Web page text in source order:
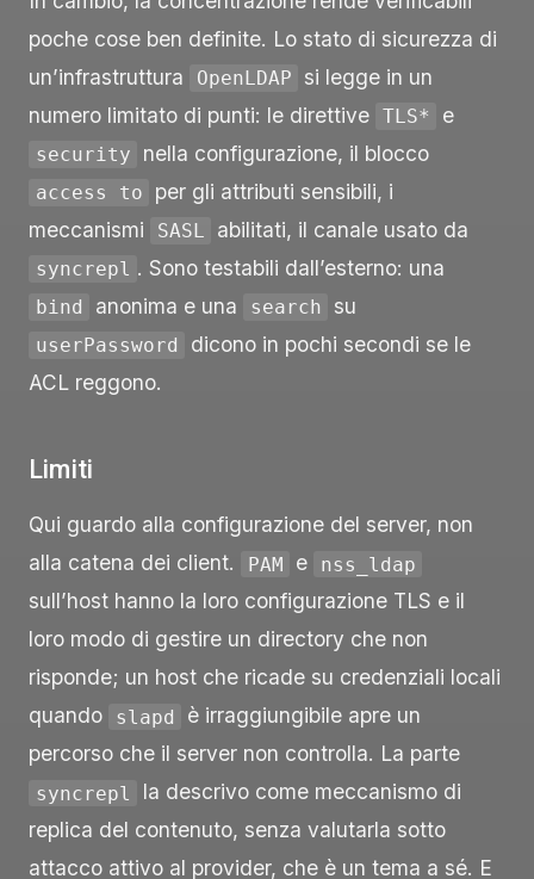
poche cose ben definite. Lo stato di sicurezza di
un’infrastruttura
OpenLDAP
si legge in un
numero limitato di punti: le direttive TLS* e
security nella configurazione, il blocco
access to
per gli attributi sensibili, i
meccanismi
SASL abilitati, il canale usato da
syncrepl . Sono testabili dall’esterno: una
bind anonima e una search su
userPassword
dicono in pochi secondi se le
ACL reggono.
Limiti
Qui guardo alla configurazione del server, non
alla catena dei client.
PAM e nss_ldap
sull’host hanno la loro configurazione TLS e il
loro modo di gestire un directory che non
risponde; un host che ricade su credenziali locali
quando
slapd
è irraggiungibile apre un
percorso che il server non controlla. La parte
syncrepl
la descrivo come meccanismo di
replica del contenuto, senza valutarla sotto
attacco attivo al provider, che è un tema a sé. E